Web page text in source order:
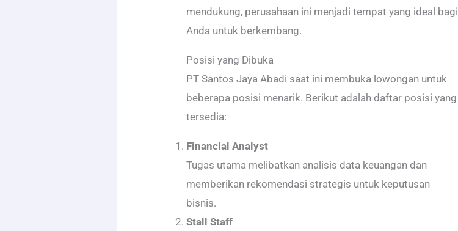
mendukung, perusahaan ini menjadi tempat yang ideal bagi
Anda untuk berkembang.
Posisi yang Dibuka
PT Santos Jaya Abadi saat ini membuka lowongan untuk
beberapa posisi menarik. Berikut adalah daftar posisi yang
tersedia:
Financial Analyst
Tugas utama melibatkan analisis data keuangan dan
memberikan rekomendasi strategis untuk keputusan
bisnis.
Stall Staff